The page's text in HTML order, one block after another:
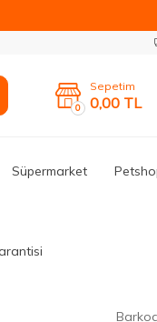
0
Sepetim
0,00 TL
Süpermarket